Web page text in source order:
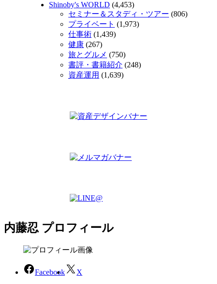
Shinoby's WORLD (4,453)
セミナー＆スタディ・ツアー (806)
プライベート (1,973)
仕事術 (1,439)
健康 (267)
旅とグルメ (750)
書評・書籍紹介 (248)
資産運用 (1,639)
内藤忍 プロフィール
Facebook X